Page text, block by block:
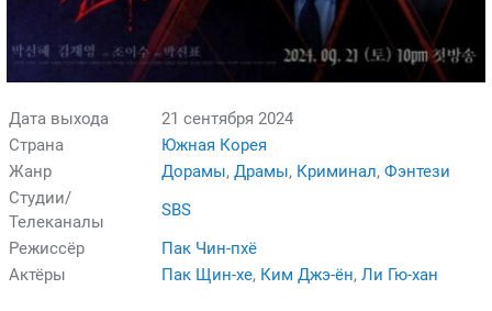
Дата выхода
21 сентября 2024
Страна
Южная Корея
Жанр
Дорамы, Драмы, Криминал, Фэнтези
Студии/
Телеканалы
SBS
Режиссёр
Пак Чин-пхё
Актёры
Пак Щин-хе, Ким Джэ-ён, Ли Гю-хан